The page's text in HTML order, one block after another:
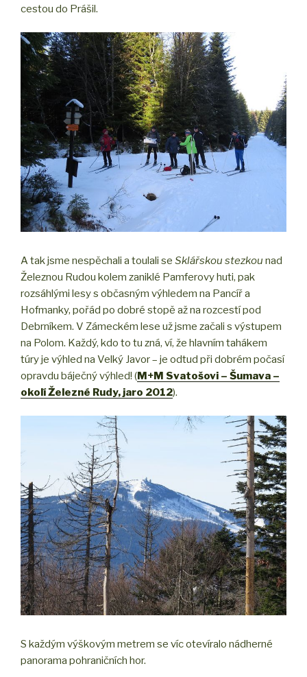
cestou do Prášil.
A tak jsme nespěchali a toulali se Sklářskou stezkou nad
Železnou Rudou kolem zaniklé Pamferovy huti, pak
rozsáhlými lesy s občasným výhledem na Pancíř a
Hofmanky, pořád po dobré stopě až na rozcestí pod
Debrníkem. V Zámeckém lese už jsme začali s výstupem
na Polom. Každý, kdo to tu zná, ví, že hlavním tahákem
túry je výhled na Velký Javor – je odtud při dobrém počasí
opravdu báječný výhled! (M+M Svatošovi – Šumava –
okolí Železné Rudy, jaro 2012).
S každým výškovým metrem se víc otevíralo nádherné
panorama pohraničních hor.